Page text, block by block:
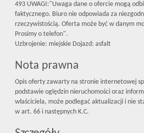
493 UWAGI:"Uwaga dane o ofercie mogą
faktycznego. Biuro nie odpowiada za
rzeczywistością. Oferta może być w danym
Prosimy o telefon".
Uzbrojenie: miejskie Dojazd: asfalt
Nota prawna
Opis oferty zawarty na stronie internetowej
podstawie oględzin nieruchomości oraz
właściciela, może podlegać aktualizacji i nie
w art. 66 i następnych K.C.